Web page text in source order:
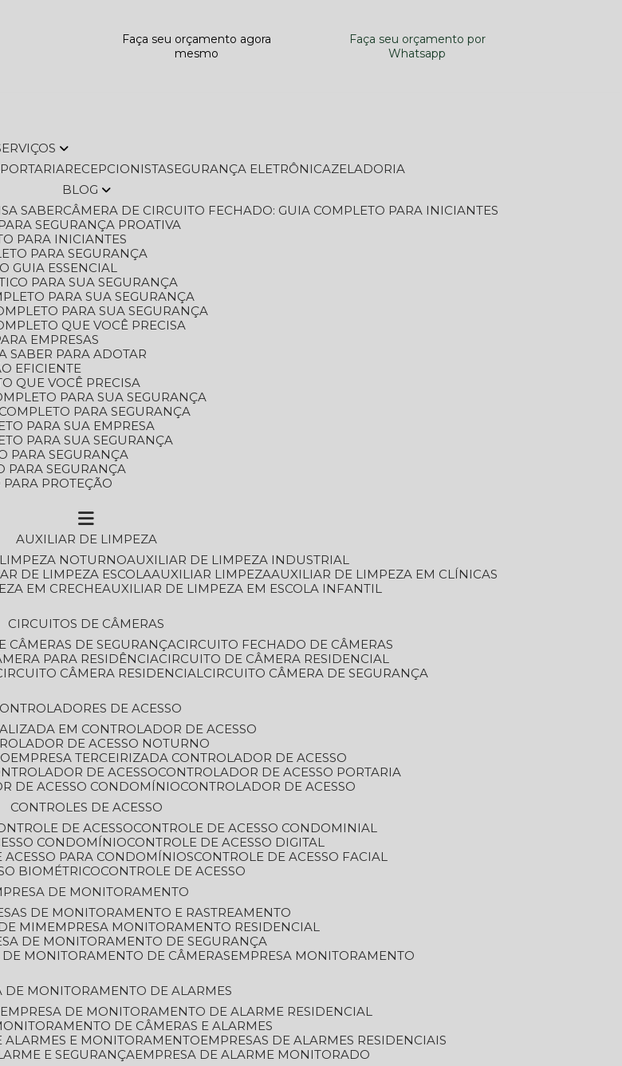
Faça seu orçamento agora
mesmo
Faça seu orçamento por
Whatsapp
SERVIÇOS
PORTARIA RECEPCIONISTA SEGURANÇA ELETRÔNICA
ZELADORIA
BLOG
SABER
CÂMERA DE CIRCUITO FECHADO: GUIA COMPLETO PARA INICIANTES
SEGURANÇA PROATIVA
PARA INICIANTES
PARA SEGURANÇA
GUIA ESSENCIAL
PARA SUA SEGURANÇA
PARA SUA SEGURANÇA
PARA SUA SEGURANÇA
QUE VOCÊ PRECISA
EMPRESAS
SABER PARA ADOTAR
EFICIENTE
QUE VOCÊ PRECISA
PARA SUA SEGURANÇA
PARA SEGURANÇA
PARA SUA EMPRESA
PARA SUA SEGURANÇA
PARA SEGURANÇA
PARA SEGURANÇA
PARA PROTEÇÃO
AUXILIAR DE LIMPEZA
LIMPEZA NOTURNO
AUXILIAR DE LIMPEZA INDUSTRIAL
DE LIMPEZA ESCOLA AUXILIAR LIMPEZA
AUXILIAR DE LIMPEZA EM CLÍNICAS
EM CRECHE
AUXILIAR DE LIMPEZA EM ESCOLA INFANTIL
CIRCUITOS DE CÂMERAS
CÂMERAS DE SEGURANÇA
CIRCUITO FECHADO DE CÂMERAS
PARA RESIDÊNCIA
CIRCUITO DE CÂMERA RESIDENCIAL
CIRCUITO CÂMERA RESIDENCIAL
CIRCUITO CÂMERA DE SEGURANÇA
DE ACESSO
EM CONTROLADOR DE ACESSO
DE ACESSO NOTURNO
EMPRESA TERCEIRIZADA CONTROLADOR DE ACESSO
DE ACESSO
CONTROLADOR DE ACESSO PORTARIA
DE ACESSO CONDOMÍNIO
CONTROLADOR DE ACESSO
CONTROLES DE ACESSO
DE ACESSO
CONTROLE DE ACESSO CONDOMINIAL
CONDOMÍNIO
CONTROLE DE ACESSO DIGITAL
ACESSO PARA CONDOMÍNIOS
CONTROLE DE ACESSO FACIAL
BIOMÉTRICO
CONTROLE DE ACESSO
DE MONITORAMENTO
DE MONITORAMENTO E RASTREAMENTO
MIM
EMPRESA MONITORAMENTO RESIDENCIAL
DE MONITORAMENTO DE SEGURANÇA
DE MONITORAMENTO DE CÂMERAS
EMPRESA MONITORAMENTO
DE MONITORAMENTO DE ALARMES
EMPRESA DE MONITORAMENTO DE ALARME RESIDENCIAL
DE CÂMERAS E ALARMES
ALARMES E MONITORAMENTO
EMPRESAS DE ALARMES RESIDENCIAIS
E SEGURANÇA
EMPRESA DE ALARME MONITORADO